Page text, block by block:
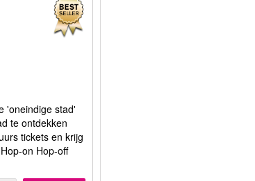
'oneindige stad'
te ontdekken
tickets en krijg
on Hop-off